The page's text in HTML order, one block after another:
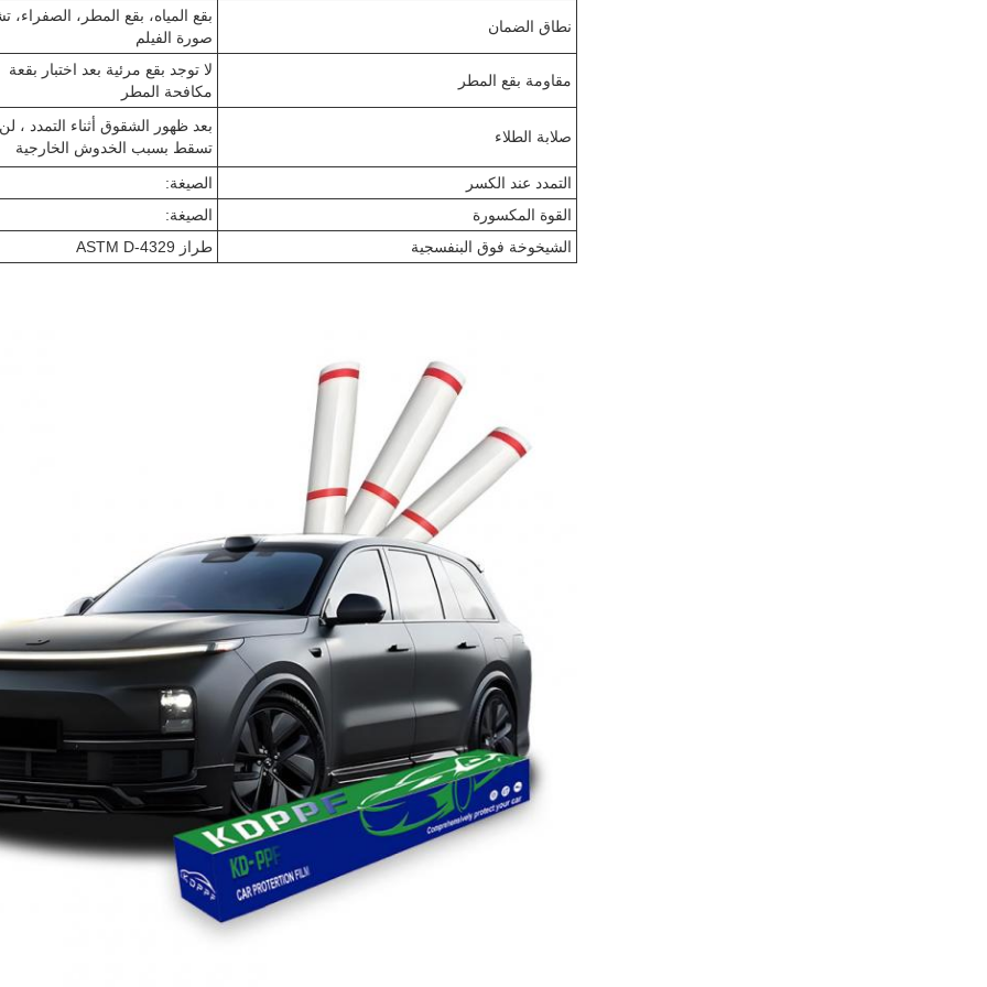
نطاق الضمان
بقع المياه، بقع المطر، الصفراء،
صورة الفيلم
مقاومة بقع المطر
لا توجد بقع مرئية بعد اختبار بقعة
مكافحة المطر
صلابة الطلاء
بعد ظهور الشقوق أثناء التمدد ، لن
تسقط بسبب الخدوش الخارجية
التمدد عند الكسر الصيغة:
القوة المكسورة
الصيغة:
الشيخوخة فوق البنفسجية
طراز ASTM D-4329